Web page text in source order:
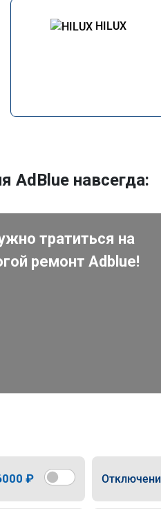
HILUX
AdBlue навсегда:
тратиться на
ремонт Adblue!
₽